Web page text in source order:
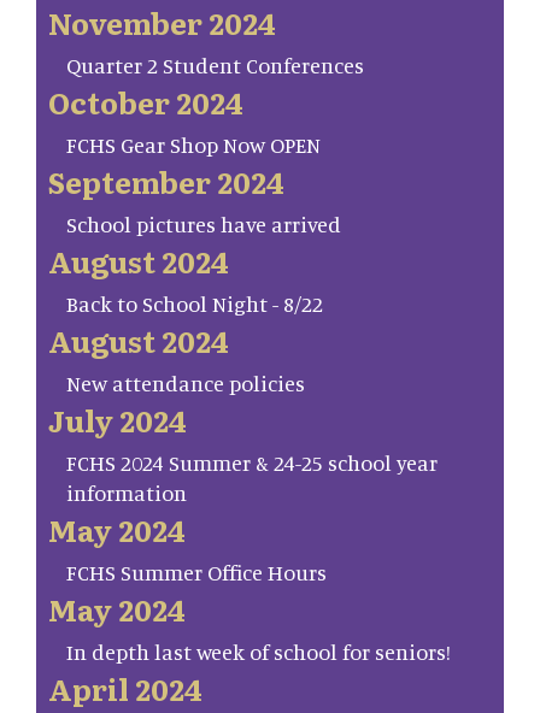
November 2024
Quarter 2 Student Conferences
October 2024
FCHS Gear Shop Now OPEN
September 2024
School pictures have arrived
August 2024
Back to School Night - 8/22
August 2024
New attendance policies
July 2024
FCHS 2024 Summer & 24-25 school year
information
May 2024
FCHS Summer Office Hours
May 2024
In depth last week of school for seniors!
April 2024